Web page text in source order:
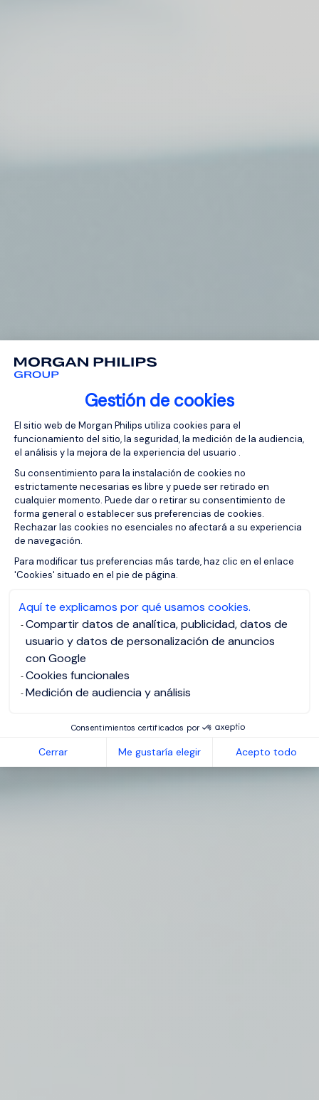
Gestión de cookies
Plataforma de Gestión de
El sitio web de Morgan Philips utiliza cookies para el
funcionamiento del sitio, la seguridad, la medición de la audiencia,
el análisis y la mejora de la experiencia del usuario .
Su consentimiento para la instalación de cookies no
estrictamente necesarias es libre y puede ser retirado en
cualquier momento. Puede dar o retirar su consentimiento de
forma general o establecer sus preferencias de cookies.
Rechazar las cookies no esenciales no afectará a su experiencia
de navegación.
Para modificar tus preferencias más tarde, haz clic en el enlace
'Cookies' situado en el pie de página.
Aquí te explicamos por qué usamos cookies.
Compartir datos de analítica, publicidad, datos de
usuario y datos de personalización de anuncios
con Google
Cookies funcionales
Medición de audiencia y análisis
Consentimientos certificados por
Cerrar Me gustaría elegir Acepto todo